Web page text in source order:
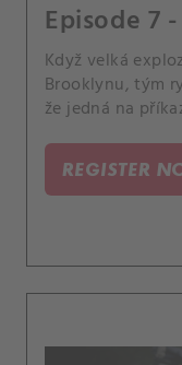
Episode 7
Když velká
Brooklynu, tým
že jedná na
REGISTER